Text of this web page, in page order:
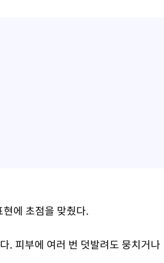
에 초점을 맞췄다.
. 피부에 여러 번 덧발려도 뭉치거나